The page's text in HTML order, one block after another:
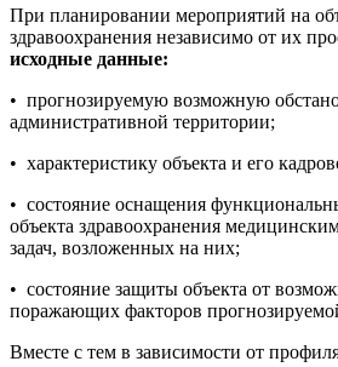
При планировании мероприятий на
здравоохранения независимо от их
исходные данные:
• прогнозируемую возможную
административной территории;
• характеристику объекта и его
• состояние оснащения
объекта здравоохранения
задач, возложенных на них;
• состояние защиты объекта от
поражающих факторов
Вместе с тем в зависимости от